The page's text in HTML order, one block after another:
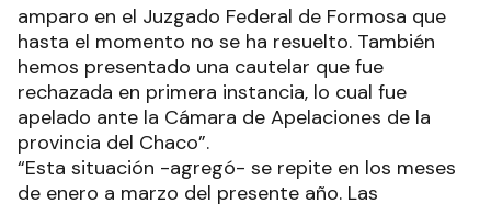
amparo en el Juzgado Federal de Formosa que
hasta el momento no se ha resuelto. También
hemos presentado una cautelar que fue
rechazada en primera instancia, lo cual fue
apelado ante la Cámara de Apelaciones de la
provincia del Chaco”.
“Esta situación -agregó- se repite en los meses
de enero a marzo del presente año. Las